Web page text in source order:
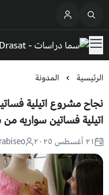
سما دراسات - Sama Drasat
الرئيسية
دراسات الجدوى
عرض الكل
المطاعم والمطابخ
المدونة
التخفيضات
الرئيسية المدونة
نجاح مشروع اتيلية
اتيلية فساتين سواريه
٢١ أغسطس ٢٠٢٥